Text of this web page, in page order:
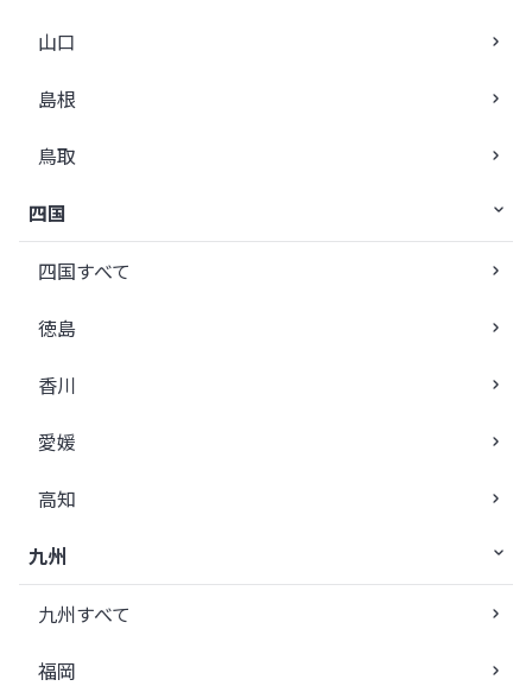
山口
島根
鳥取
四国
四国すべて
徳島
香川
愛媛
高知
九州
九州すべて
福岡